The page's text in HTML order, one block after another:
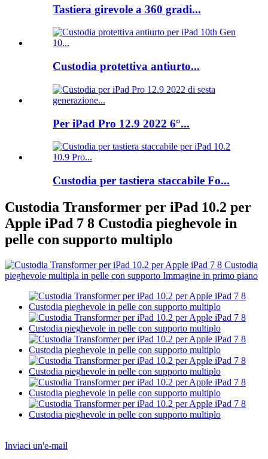
Tastiera girevole a 360 gradi...
Custodia protettiva antiurto...
Per iPad Pro 12.9 2022 6°...
Custodia per tastiera staccabile Fo...
Custodia Transformer per iPad 10.2 per
Apple iPad 7 8 Custodia pieghevole in
pelle con supporto multiplo
Inviaci un'e-mail